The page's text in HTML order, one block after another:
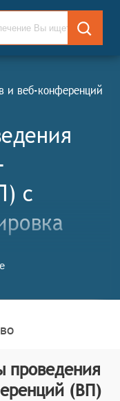
и веб-конференций
c
для организации
онлайн-
обучения и
функционируют
которое
проведения
(ВП)